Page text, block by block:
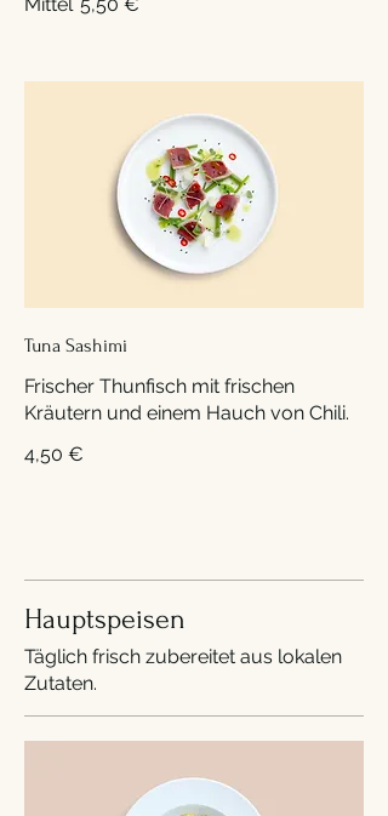
Tuna Sashimi
Frischer Thunfisch mit frischen
Kräutern und einem Hauch von Chili.
4,50 €
Hauptspeisen
Täglich frisch zubereitet aus lokalen
Zutaten.